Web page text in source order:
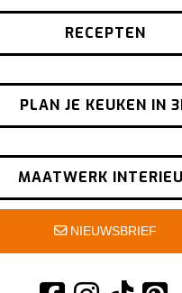
RECEPTEN
PLAN JE KEUKEN IN
MAATWERK
NIEUWSBRIEF